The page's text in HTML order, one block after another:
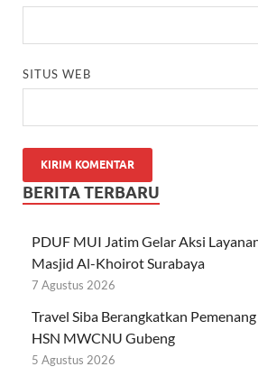
SITUS WEB
BERITA TERBARU
PDUF MUI Jatim Gelar Aksi
Masjid Al-Khoirot Surabaya
7 Agustus 2026
Travel Siba Berangkatkan
HSN MWCNU Gubeng
5 Agustus 2026